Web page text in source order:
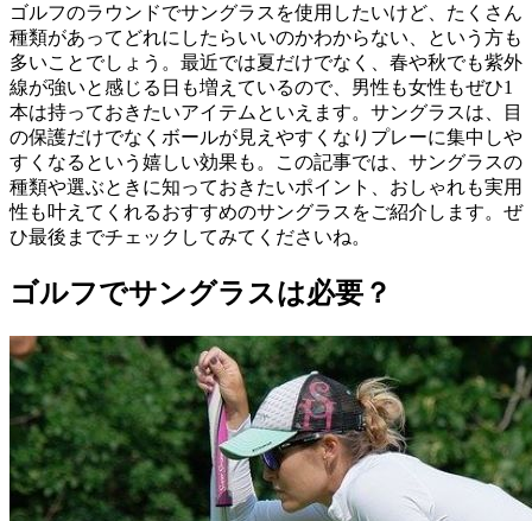
ゴルフのラウンドでサングラスを使用したいけど、たくさん
種類があってどれにしたらいいのかわからない、という方も
多いことでしょう。最近では夏だけでなく、春や秋でも紫外
線が強いと感じる日も増えているので、男性も女性もぜひ1
本は持っておきたいアイテムといえます。サングラスは、目
の保護だけでなくボールが見えやすくなりプレーに集中しや
すくなるという嬉しい効果も。この記事では、サングラスの
種類や選ぶときに知っておきたいポイント、おしゃれも実用
性も叶えてくれるおすすめのサングラスをご紹介します。ぜ
ひ最後までチェックしてみてくださいね。
ゴルフでサングラスは必要？